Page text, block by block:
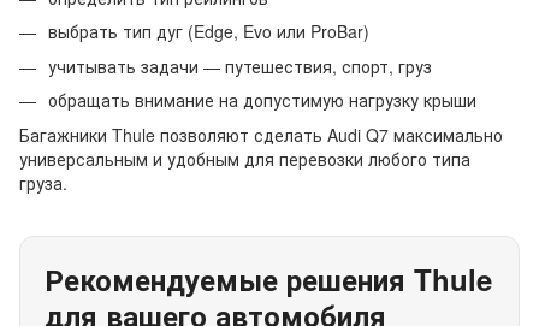
выбрать тип дуг (Edge, Evo или ProBar)
учитывать задачи — путешествия, спорт, груз
обращать внимание на допустимую нагрузку крыши
Багажники Thule позволяют сделать Audi Q7 максимально
универсальным и удобным для перевозки любого типа
груза.
Рекомендуемые решения Thule
для вашего автомобиля